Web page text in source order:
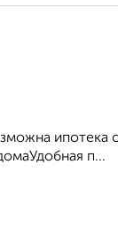
ипотека
п...